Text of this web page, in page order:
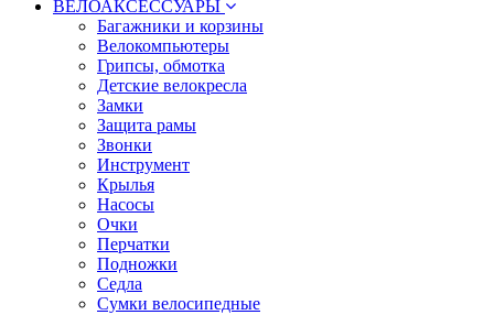
ВЕЛОАКСЕССУАРЫ
Багажники и корзины
Велокомпьютеры
Грипсы, обмотка
Детские велокресла
Замки
Защита рамы
Звонки
Инструмент
Крылья
Насосы
Очки
Перчатки
Подножки
Седла
Сумки велосипедные